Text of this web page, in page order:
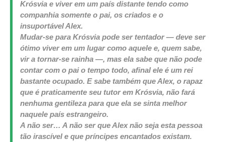
Krósvia e viver em um país distante tendo como
companhia somente o pai, os criados e o
insuportável Alex.
Mudar-se para Krósvia pode ser tentador — deve ser
ótimo viver em um lugar como aquele e, quem sabe,
vir a tornar-se rainha —, mas ela sabe que não pode
contar com o pai o tempo todo, afinal ele é um rei
bastante ocupado. E sabe também que Alex, o rapaz
que é praticamente seu tutor em Krósvia, não fará
nenhuma gentileza para que ela se sinta melhor
naquele país estrangeiro.
A não ser… A não ser que Alex não seja esta pessoa
tão irascível e que príncipes encantados existam.